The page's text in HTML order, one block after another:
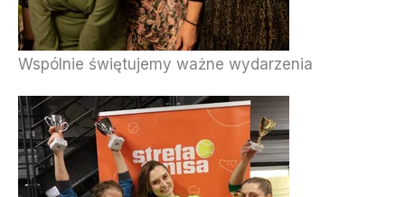
Wspólnie świętujemy ważne wydarzenia